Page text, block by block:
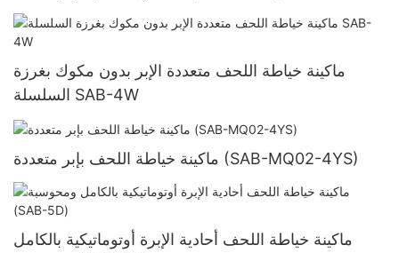
ماكينة خياطة اللحف متعددة الإبر بدون مكوك بغرزة
السلسلة SAB-4W
ماكينة خياطة اللحف بإبر متعددة (SAB-MQ02-4YS)
ماكينة خياطة اللحف أحادية الإبرة أوتوماتيكية بالكامل